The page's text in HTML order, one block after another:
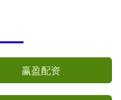
赢盈配资